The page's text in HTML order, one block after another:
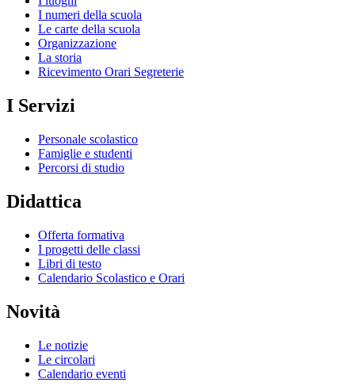
I numeri della scuola
Le carte della scuola
Organizzazione
La storia
Ricevimento Orari Segreterie
I Servizi
Personale scolastico
Famiglie e studenti
Percorsi di studio
Didattica
Offerta formativa
I progetti delle classi
Libri di testo
Calendario Scolastico e Orari
Novità
Le notizie
Le circolari
Calendario eventi